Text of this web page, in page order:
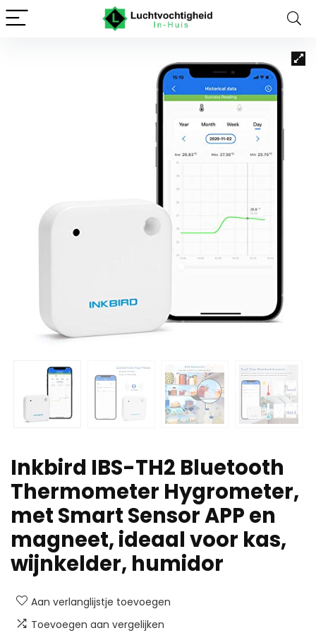
Inkbird IBS-TH2 Bluetooth
Thermometer Hygrometer,
met Smart Sensor APP en
magneet, ideaal voor kas,
wijnkelder, humidor
Aan verlanglijstje toevoegen
Toevoegen aan vergelijken